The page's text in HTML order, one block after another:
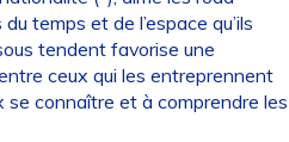
temps et de l’espace qu’ils
tendent favorise une
ceux qui les entreprennent
se connaître et à comprendre les